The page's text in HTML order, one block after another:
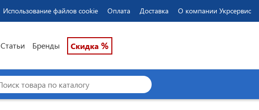
Использование файлов cookie Оплата Доставка О компании Укрсервис
Статьи Бренды Скидка %